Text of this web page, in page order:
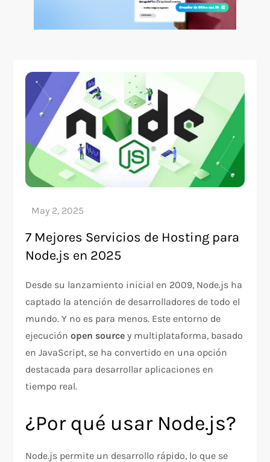
7 Mejores Servicios de Hosting para
Node.js en 2025
Desde su lanzamiento inicial en 2009, Node.js ha
captado la atención de desarrolladores de todo el
mundo. Y no es para menos. Este entorno de
ejecuciónopen source y multiplataforma, basado
en JavaScript, se ha convertido en una opción
destacada para desarrollar aplicaciones en
tiempo real.
¿Por qué usar Node.js?
Node.js permite un desarrollo rápido, lo que se